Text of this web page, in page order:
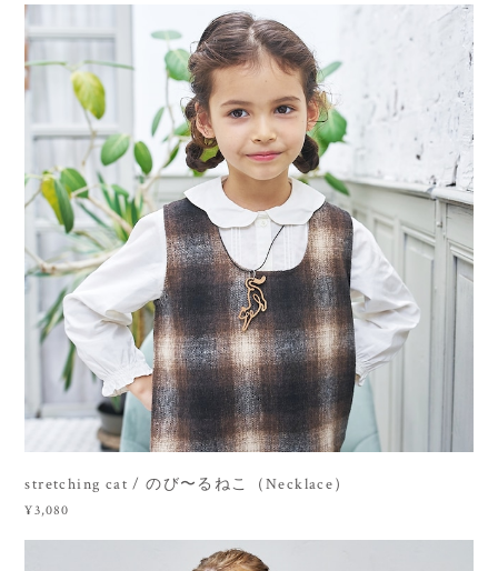
stretching cat / のび〜るねこ（Necklace）
¥3,080